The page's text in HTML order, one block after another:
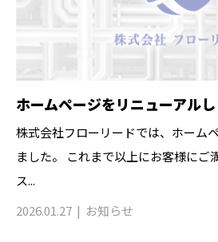
ホームページをリニューアルし
株式会社フローリードでは、ホーム
ました。 これまで以上にお客様にご
ス...
2026.01.27
お知らせ